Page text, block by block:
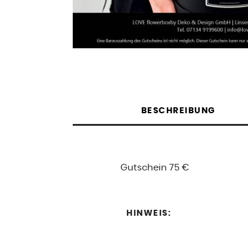
BESCHREIBUNG
Gutschein 75 €
HINWEIS: